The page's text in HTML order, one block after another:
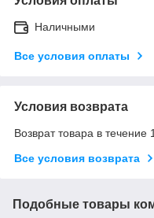
Наличными
Все условия оплаты
Условия возврата
Возврат товара в течение
Все условия возврата
Подобные товары